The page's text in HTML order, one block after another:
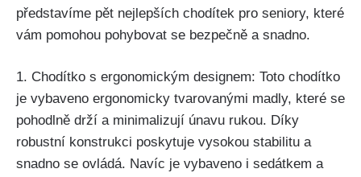
představíme​ pět⁢ nejlepších chodítek pro seniory, které
‍vám pomohou pohybovat se bezpečně a ‍snadno.
1. Chodítko s ergonomickým designem: Toto ‌chodítko
je vybaveno ergonomicky tvarovanými madly, které ⁢se
pohodlně drží a⁤ minimalizují únavu rukou. Díky
‍robustní konstrukci poskytuje vysokou stabilitu a
snadno se ovládá. Navíc je ⁤vybaveno‍ i sedátkem a‌